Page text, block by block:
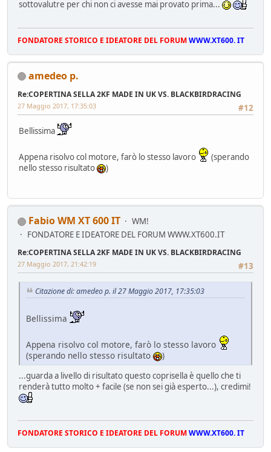
sottovalutre per chi non ci avesse mai provato prima...
FONDATORE STORICO E IDEATORE DEL FORUMWWW.XT600. IT
amedeo p.
Re:COPERTINA SELLA 2KF MADE IN UK VS. BLACKBIRDRACING
#12
27 Maggio 2017, 17:35:03
Bellissima
Appena risolvo col motore, farò lo stesso lavoro
(sperando
nello stesso risultato
)
Fabio WM XT 600 IT
WM!
FONDATORE E IDEATORE DEL FORUM WWW.XT600.IT
Re:COPERTINA SELLA 2KF MADE IN UK VS. BLACKBIRDRACING
#13
27 Maggio 2017, 21:42:19
Citazione di: amedeo p. il 27 Maggio 2017, 17:35:03
Bellissima
Appena risolvo col motore, farò lo stesso lavoro
(sperando nello stesso risultato
)
...guarda a livello di risultato questo coprisella è quello che ti
renderà tutto molto + facile (se non sei già esperto...), credimi!
FONDATORE STORICO E IDEATORE DEL FORUMWWW.XT600. IT